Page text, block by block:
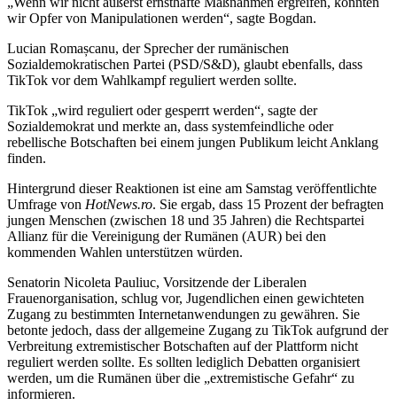
wir Opfer von Manipulationen werden“, sagte Bogdan.
Lucian Romașcanu, der Sprecher der rumänischen
Sozialdemokratischen Partei (PSD/S&D), glaubt ebenfalls, dass
TikTok vor dem Wahlkampf reguliert werden sollte.
TikTok „wird reguliert oder gesperrt werden“, sagte der
Sozialdemokrat und merkte an, dass systemfeindliche oder
rebellische Botschaften bei einem jungen Publikum leicht Anklang
finden.
Hintergrund dieser Reaktionen ist eine am Samstag veröffentlichte
Umfrage von HotNews.ro. Sie ergab, dass 15 Prozent der befragten
jungen Menschen (zwischen 18 und 35 Jahren) die Rechtspartei
Allianz für die Vereinigung der Rumänen (AUR) bei den
kommenden Wahlen unterstützen würden.
Senatorin Nicoleta Pauliuc, Vorsitzende der Liberalen
Frauenorganisation, schlug vor, Jugendlichen einen gewichteten
Zugang zu bestimmten Internetanwendungen zu gewähren. Sie
betonte jedoch, dass der allgemeine Zugang zu TikTok aufgrund der
Verbreitung extremistischer Botschaften auf der Plattform nicht
reguliert werden sollte. Es sollten lediglich Debatten organisiert
werden, um die Rumänen über die „extremistische Gefahr“ zu
informieren.